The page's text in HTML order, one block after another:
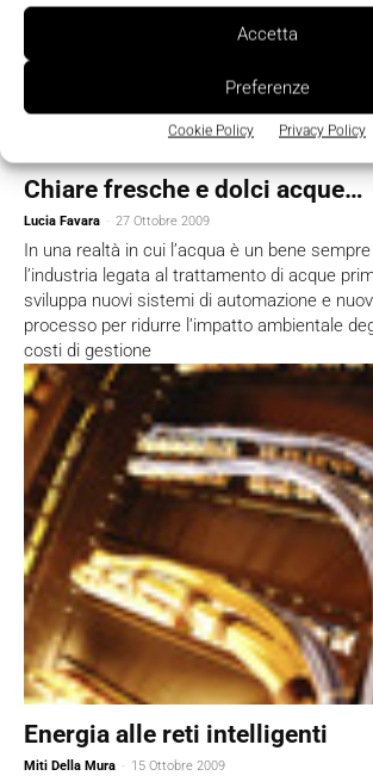
Accetta
Preferenze
Cookie Policy Privacy Policy
Chiare fresche e dolci acque…
Lucia Favara - 27 Ottobre 2009
In una realtà in cui l’acqua è un bene
l’industria legata al trattamento di acque
sviluppa nuovi sistemi di automazione e
processo per ridurre l’impatto ambientale
costi di gestione
Energia alle reti intelligenti
Miti Della Mura - 15 Ottobre 2009